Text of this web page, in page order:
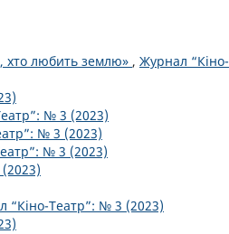
любить землю» , Журнал “Кіно-
№ 3 (2023)
№ 3 (2023)
№ 3 (2023)
“Кіно-Театр”: № 3 (2023)